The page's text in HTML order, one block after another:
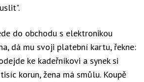
do obchodu s elektronikou
dá mu svoji platební kartu, řekne:
ke kadeřníkovi a synek si
korun, žena má smůlu. Koupě